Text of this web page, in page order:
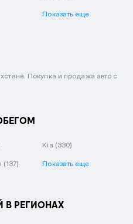
Показать еще
Покупка и продажа авто с
Kia (330)
(137) Показать еще
РЕГИОНАХ